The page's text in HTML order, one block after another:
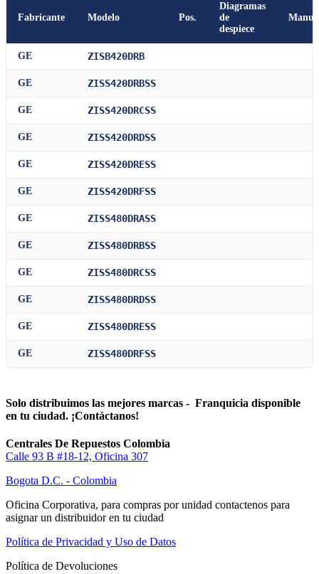
Fabricante Modelo Pos.
Diagramas
de
despiece
GE ZISB420DRB
GE ZISS420DRBSS
GE ZISS420DRCSS
GE ZISS420DRDSS
GE ZISS420DRESS
GE ZISS420DRFSS
GE ZISS480DRASS
GE ZISS480DRBSS
GE ZISS480DRCSS
GE ZISS480DRDSS
GE ZISS480DRESS
GE ZISS480DRFSS
Solo distribuimos las mejores marcas - Franquicia disponible
en tu ciudad. ¡Contáctanos!
Centrales De Repuestos Colombia
Calle 93 B #18-12, Oficina 307
Bogota D.C. - Colombia
Oficina Corporativa, para compras por unidad contactenos para
asignar un distribuidor en tu ciudad
Política de Privacidad y Uso de Datos
Política de Devoluciones